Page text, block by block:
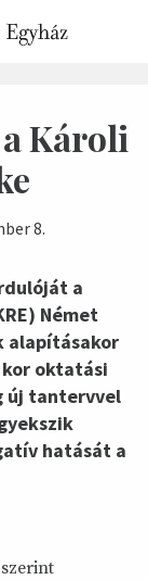
Károli
8.
a
Német
alapításakor
oktatási
új tantervvel
hatását a